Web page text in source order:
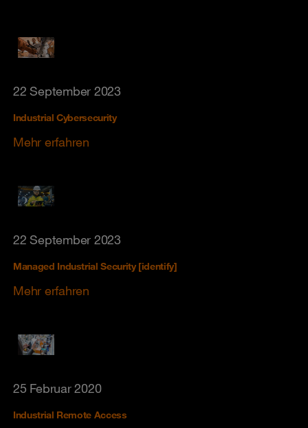
22 September 2023
Industrial Cybersecurity
Mehr erfahren
22 September 2023
Managed Industrial Security [identify]
Mehr erfahren
25 Februar 2020
Industrial Remote Access